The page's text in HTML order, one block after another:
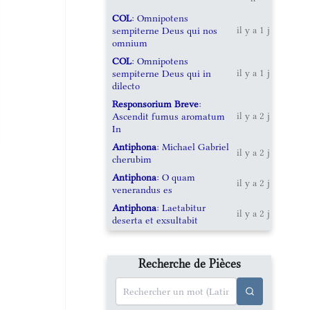
COL: Omnipotens
sempiterne Deus qui nos
omnium
il y a 1 j
COL: Omnipotens
sempiterne Deus qui in
dilecto
il y a 1 j
Responsorium Breve:
Ascendit fumus aromatum
In
il y a 2 j
Antiphona: Michael Gabriel
cherubim
il y a 2 j
Antiphona: O quam
venerandus es
il y a 2 j
Antiphona: Laetabitur
deserta et exsultabit
il y a 2 j
Recherche de Pièces